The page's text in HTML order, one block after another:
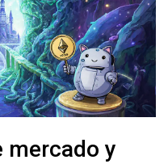
mercado y